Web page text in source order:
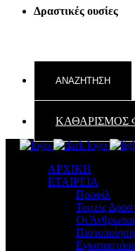
Δραστικές ουσίες
ΚΑΘΑΡΙΣΜΟΣ
ΑΡΧΙΚΗ
ΕΤΑΙΡΕΙΑ
Προφίλ
Τομείς
Οι